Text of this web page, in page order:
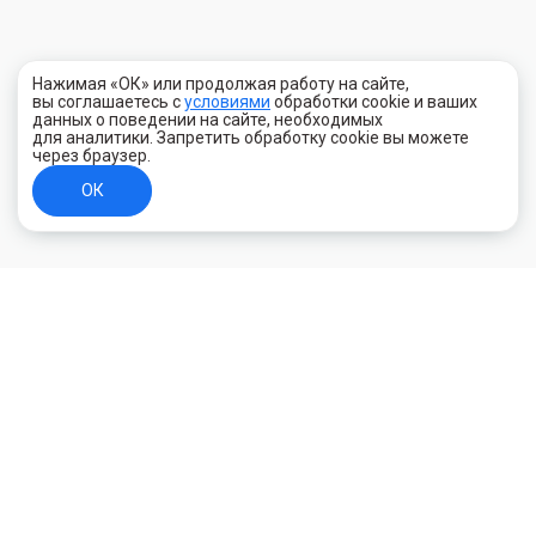
Нажимая «ОК» или продолжая работу на сайте,
вы соглашаетесь сусловиями обработки cookie и ваших
данных о поведении на сайте, необходимых
для аналитики. Запретить обработку cookie вы можете
через браузер.
ОК